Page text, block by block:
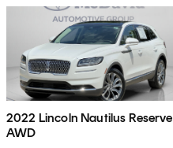
2022 Lincoln Nautilus Reserve
AWD